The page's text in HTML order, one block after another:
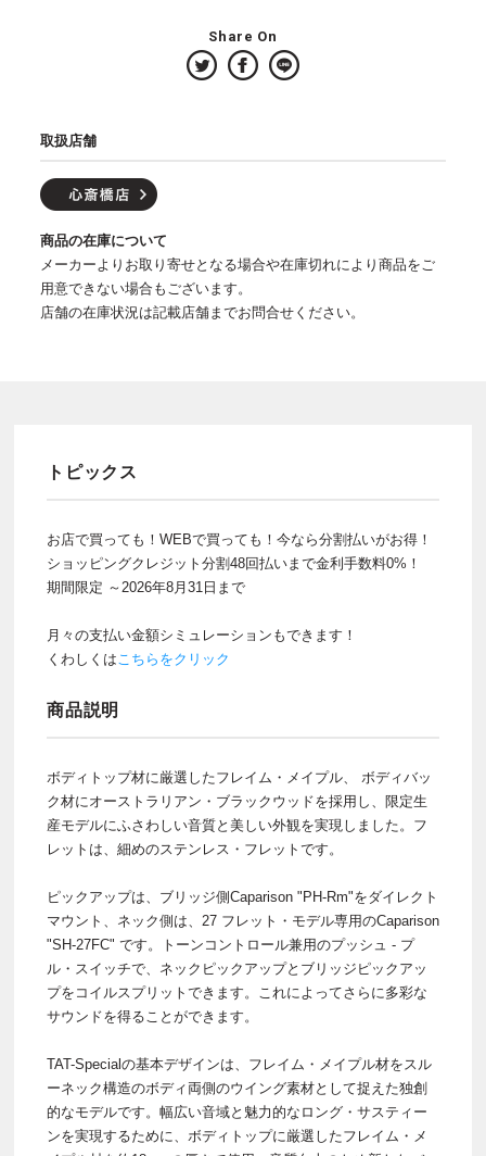
Share On
取扱店舗
商品の在庫について
メーカーよりお取り寄せとなる場合や在庫切れにより商品をご
用意できない場合もございます。
店舗の在庫状況は記載店舗までお問合せください。
トピックス
お店で買っても！WEBで買っても！今なら分割払いがお得！
ショッピングクレジット分割48回払いまで金利手数料0%！
期間限定 ～2026年8月31日まで
月々の支払い金額シミュレーションもできます！
くわしくは こちらをクリック
商品説明
ボディトップ材に厳選したフレイム・メイプル、 ボディバッ
ク材にオーストラリアン・ブラックウッドを採用し、限定生
産モデルにふさわしい音質と美しい外観を実現しました。フ
レットは、細めのステンレス・フレットです。
ピックアップは、ブリッジ側Caparison "PH-Rm"をダイレクト
マウント、ネック側は、27 フレット・モデル専用のCaparison
"SH-27FC" です。トーンコントロール兼用のプッシュ - プ
ル・スイッチで、ネックピックアップとブリッジピックアッ
プをコイルスプリットできます。これによってさらに多彩な
サウンドを得ることができます。
TAT-Specialの基本デザインは、フレイム・メイプル材をスル
ーネック構造のボディ両側のウイング素材として捉えた独創
的なモデルです。幅広い音域と魅力的なロング・サスティー
ンを実現するために、ボディトップに厳選したフレイム・メ